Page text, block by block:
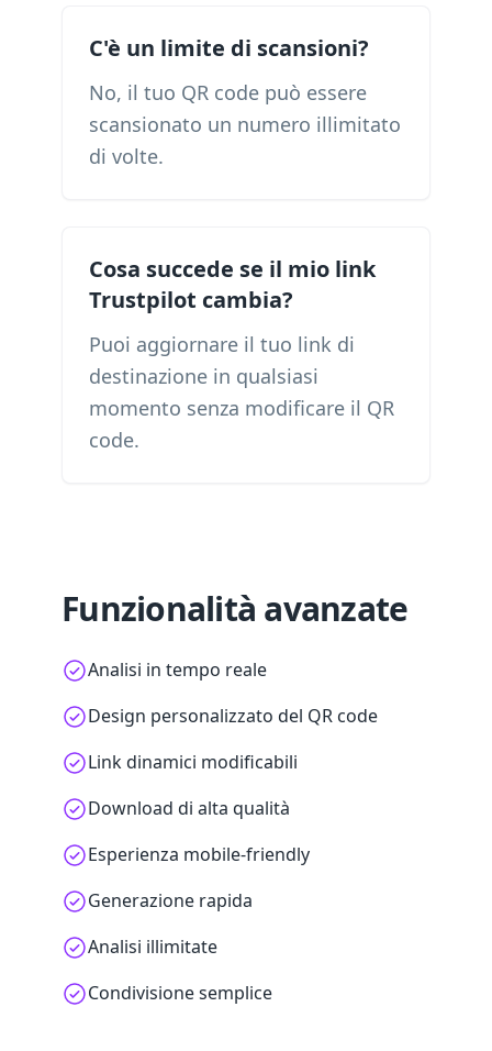
C'è un limite di scansioni?
No, il tuo QR code può essere
scansionato un numero illimitato
di volte.
Cosa succede se il mio link
Trustpilot cambia?
Puoi aggiornare il tuo link di
destinazione in qualsiasi
momento senza modificare il QR
code.
Funzionalità avanzate
Analisi in tempo reale
Design personalizzato del QR code
Link dinamici modificabili
Download di alta qualità
Esperienza mobile-friendly
Generazione rapida
Analisi illimitate
Condivisione semplice